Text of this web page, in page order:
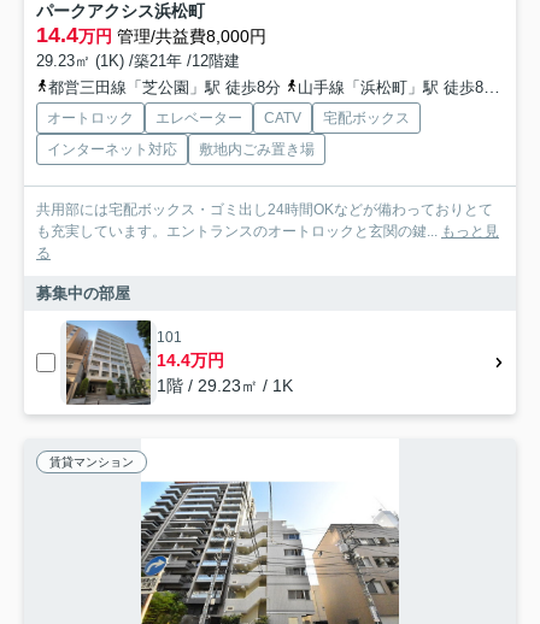
パークアクシス浜松町
14.4万円 管理/共益費8,000円
29.23㎡ (1K) /築21年 /12階建
都営三田線「芝公園」駅 徒歩8分
山手線「浜松町」駅 徒歩8分
オートロック エレベーター CATV
宅配ボックス
インターネット対応
敷地内ごみ置き場
共用部には宅配ボックス・ゴミ出し24時間OKなどが備わっておりとて
も充実しています。エントランスのオートロックと玄関の鍵... もっと見
る
募集中の部屋
101
14.4万円
1階 / 29.23㎡ / 1K
賃貸マンション